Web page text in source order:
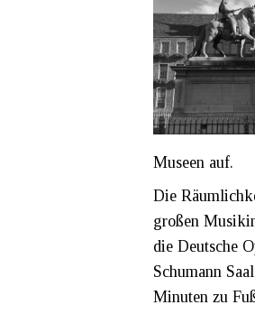
Museen auf.
Die
großen
die Deutsche
Schumann
Minuten zu